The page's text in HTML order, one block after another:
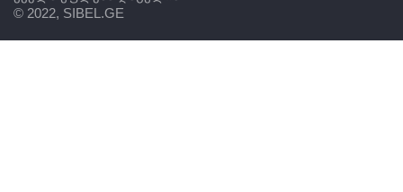
© 2022, SIBEL.GE